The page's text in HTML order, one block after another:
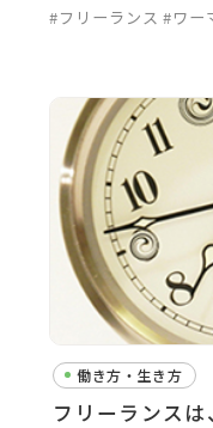
#フリーランス #ワー
働き方・生き方
フリーランス